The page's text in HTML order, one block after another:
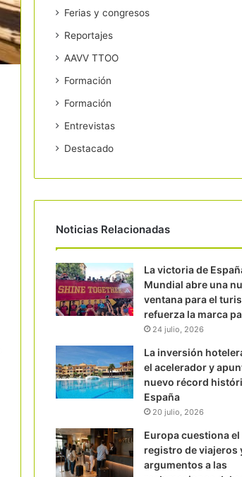
Ferias y congresos
Reportajes
AAVV TTOO
Formación
Formación
Entrevistas
Destacado
Noticias Relacionadas
La victoria de
Mundial abre una
ventana para el
refuerza la marca
24 julio, 2026
La inversión
el acelerador y
nuevo récord
España
20 julio, 2026
Europa cuestiona el
registro de viajeros
argumentos a las